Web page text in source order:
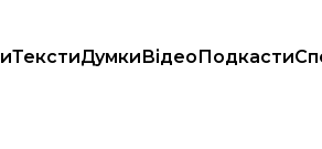
ТекстиДумкиВідеоПодкасти